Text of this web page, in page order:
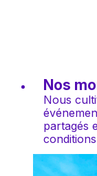
Nos
Nous
partagés